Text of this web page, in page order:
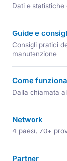
Dati e statistiche
Guide e
Consigli pratici
manutenzione
Come funziona
Dalla chiamata
Network
4 paesi, 70+
Partner